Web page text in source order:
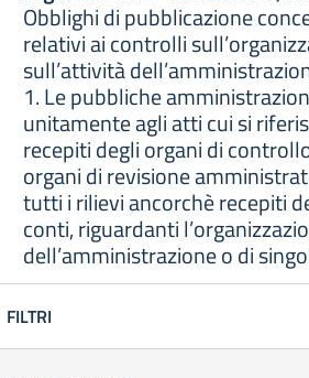
Obblighi di pubblicazione
relativi ai controlli
sull’attività
1. Le pubbliche
unitamente agli atti cui si
recepiti degli organi di
organi di revisione
tutti i rilievi ancorchè recepiti
conti, riguardanti
dell’amministrazione o di
FILTRI